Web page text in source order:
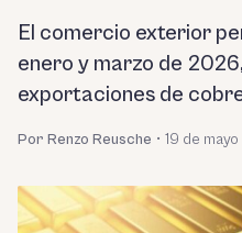
El comercio exterior
enero y marzo de
exportaciones de
Por Renzo Reusche • 19 de mayo